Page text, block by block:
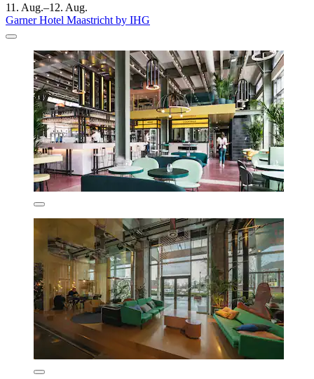
11. Aug.–12. Aug.
Garner Hotel Maastricht by IHG